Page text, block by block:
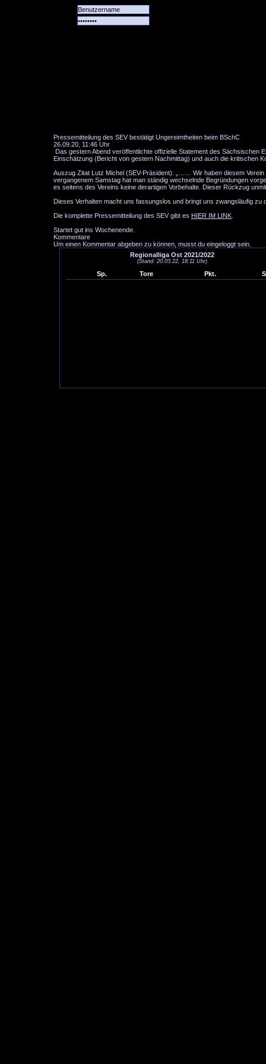
Pressemitteilung des SEV bestätigt Ungereimtheiten beim BSchC
26.09.20, 11:46 Uhr
Das gestern Abend veröffentlichte offizielle Statement des
Einschätzung (Bericht von gestern Nachmittag) und auch die kritischen
Auszug Zitat Lutz Michel (SEV-Präsident): „…… Wir haben diesem
vergangenem Samstag hat man ständig wechselnde Begründungen
es seitens des Vereins keine derartigen Vorbehalte. Dieser Rückzug
Dieses Verhalten macht uns fassungslos und bringt uns zwangsläufig zu
Die komplette Pressemitteilung des SEV gibt es HIER IM LINK
Startet gut ins Wochenende.
Kommentare
Um einen Kommentar abgeben zu können, musst du eingeloggt sein.
Regionalliga Ost 2021/2022
(Stand: 20.03.22, 18:11 Uhr)
Sp. Tore Pkt.